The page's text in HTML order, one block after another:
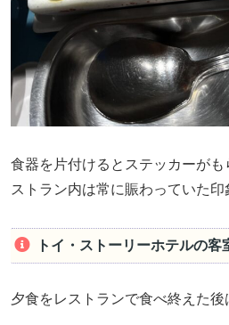
食器を片付けるとステッカーが
ストラン内は常に賑わっていた印
トイ・ストーリーホテルの客
夕食をレストランで食べ終えた後